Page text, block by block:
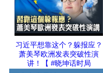
习近平想靠这个？躲报应？
萧美琴欧洲发表突破性演
讲！【 #晓坤话时局